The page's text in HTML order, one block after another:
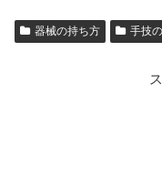
器械の持ち方 手技